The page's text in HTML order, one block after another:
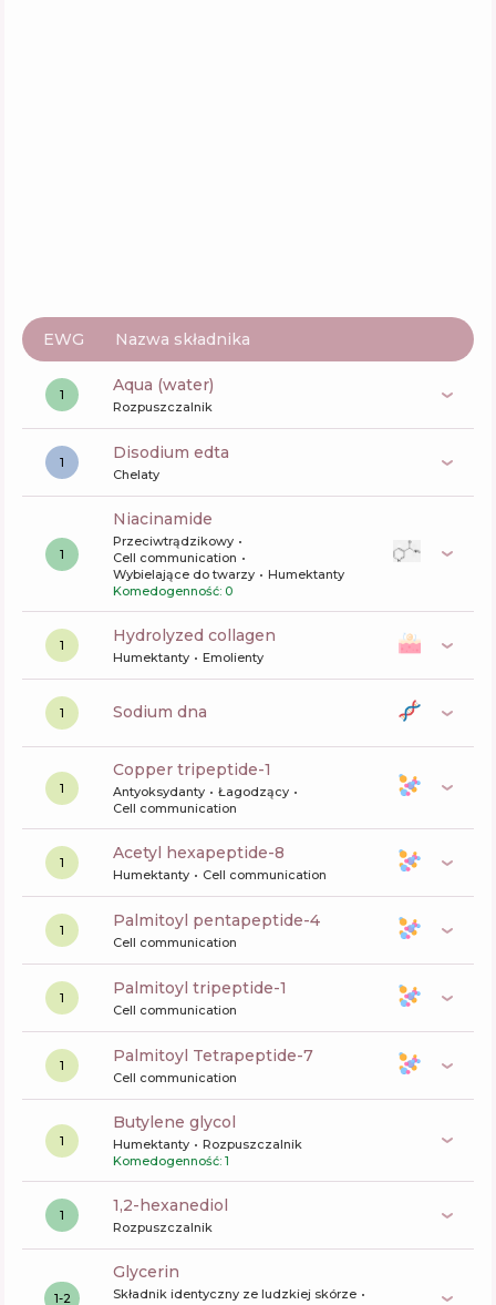
EWG Nazwa składnika
1 aqua (water)
Rozpuszczalnik
1 disodium edta
Chelaty
1
niacinamide
Przeciwtrądzikowy
Cell communication
Wybielające do twarzy
Humektanty
Komedogenność: 0
1 hydrolyzed collagen
Humektanty Emolienty
1 sodium dna
1
copper tripeptide-1
Antyoksydanty
Łagodzący
Cell communication
1 acetyl hexapeptide-8
Humektanty Cell communication
1 palmitoyl pentapeptide-4
Cell communication
1 palmitoyl tripeptide-1
Cell communication
1 Palmitoyl Tetrapeptide-7
Cell communication
1
butylene glycol
Humektanty
Rozpuszczalnik
Komedogenność: 1
1 1,2-hexanediol
Rozpuszczalnik
1-2
glycerin
Składnik identyczny ze ludzkiej skórze